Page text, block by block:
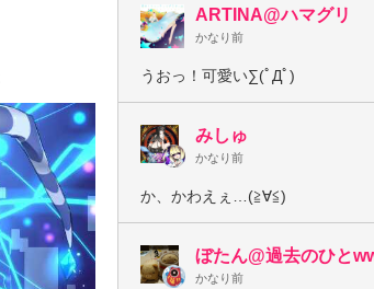
ARTINA@ハマグリ
かなり前
うおっ！可愛い∑(ﾟДﾟ)
みしゅ
かなり前
か、かわえぇ…(≧∀≦)
ぼたん@過去のひと
かなり前